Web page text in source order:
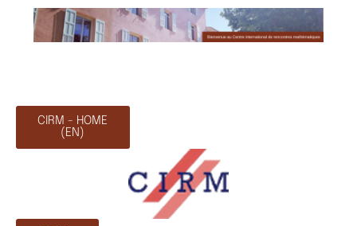
CIRM - HOME
(EN)